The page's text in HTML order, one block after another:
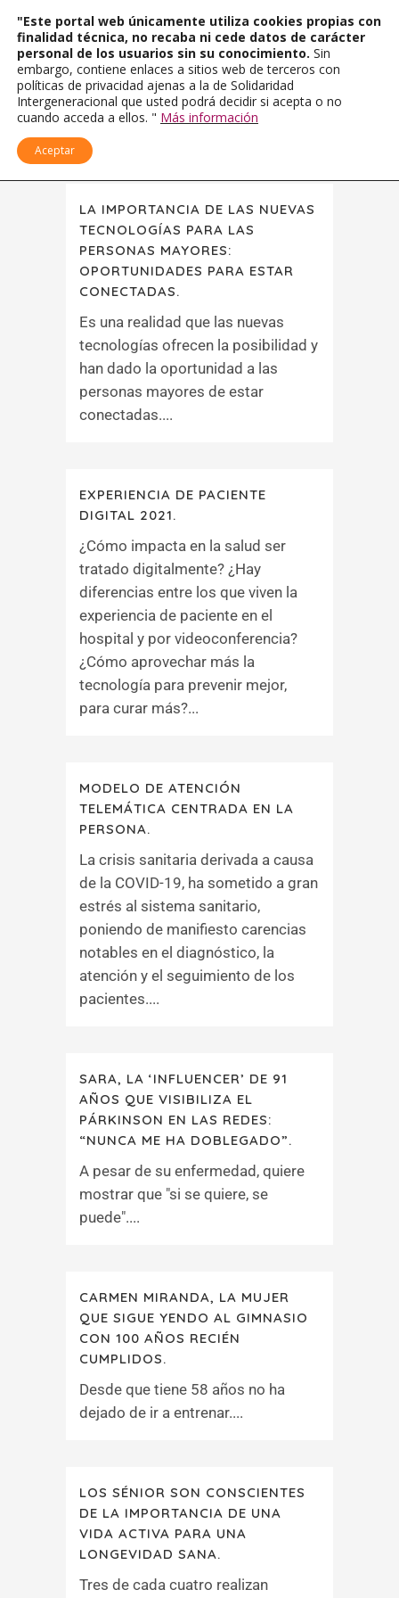
LA IMPORTANCIA DE LAS NUEVAS
TECNOLOGÍAS PARA LAS
PERSONAS MAYORES:
OPORTUNIDADES PARA ESTAR
CONECTADAS.
Es una realidad que las nuevas
tecnologías ofrecen la posibilidad y
han dado la oportunidad a las
personas mayores de estar
conectadas....
EXPERIENCIA DE PACIENTE
DIGITAL 2021.
¿Cómo impacta en la salud ser
tratado digitalmente? ¿Hay
diferencias entre los que viven la
experiencia de paciente en el
hospital y por videoconferencia?
¿Cómo aprovechar más la
tecnología para prevenir mejor,
para curar más?...
MODELO DE ATENCIÓN
TELEMÁTICA CENTRADA EN LA
PERSONA.
La crisis sanitaria derivada a causa
de la COVID-19, ha sometido a gran
estrés al sistema sanitario,
poniendo de manifiesto carencias
notables en el diagnóstico, la
atención y el seguimiento de los
pacientes....
SARA, LA ‘INFLUENCER’ DE 91
AÑOS QUE VISIBILIZA EL
PÁRKINSON EN LAS REDES:
“NUNCA ME HA DOBLEGADO”.
A pesar de su enfermedad, quiere
mostrar que "si se quiere, se
puede"....
CARMEN MIRANDA, LA MUJER
QUE SIGUE YENDO AL GIMNASIO
CON 100 AÑOS RECIÉN
CUMPLIDOS.
Desde que tiene 58 años no ha
dejado de ir a entrenar....
LOS SÉNIOR SON CONSCIENTES
DE LA IMPORTANCIA DE UNA
VIDA ACTIVA PARA UNA
LONGEVIDAD SANA.
Tres de cada cuatro realizan
"Este portal web únicamente utiliza cookies propias con
finalidad técnica, no recaba ni cede datos de carácter
personal de los usuarios sin su conocimiento. Sin
embargo, contiene enlaces a sitios web de terceros con
políticas de privacidad ajenas a la de Solidaridad
Intergeneracional que usted podrá decidir si acepta o no
cuando acceda a ellos. " Más información
Aceptar